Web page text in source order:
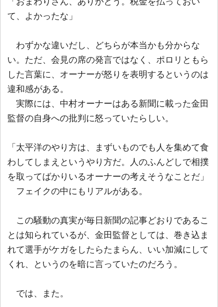
て、よかったな」
わずかな違いだし、どちらが本当かも分からな
い。ただ、会見の席の発言ではなく、ポロリともら
した言葉に、オーナーが怒りを表明するというのは
違和感がある。
実際には、中村オーナーはある新聞に載った金田
監督の自身への批判に怒っていたらしい。
「太平洋のやり方は、まずいものでも人を集めて食
わしてしまえというやり方だ。人のふんどしで相撲
を取ってばかりいるオーナーの考えそうなことだ」
フェイクの中にもリアルがある。
この騒動の真実が毎日新聞の記事どおりであるこ
とは知られているが、金田監督としては、巻き込ま
れて選手がケガをしたらたまらん、いい加減にして
くれ、というのを暗に言っていたのだろう。
では、また。